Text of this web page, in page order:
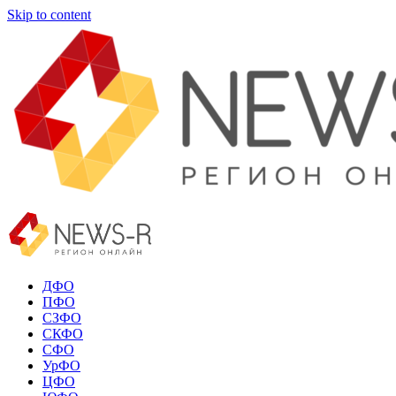
Skip to content
ДФО
ПФО
СЗФО
СКФО
СФО
УрФО
ЦФО